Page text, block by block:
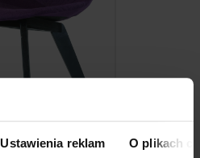
Ustawienia reklam O plikach